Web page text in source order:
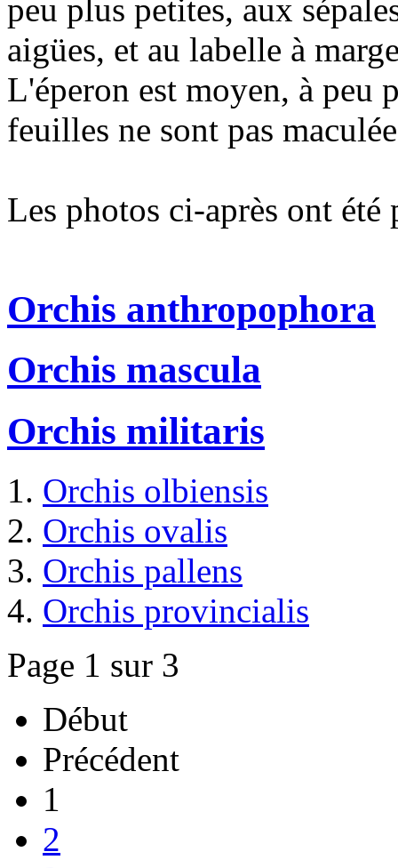
peu plus petites, aux
aigües, et au labelle à
L'éperon est moyen, à peu
feuilles ne sont pas
Les photos ci-après ont
Orchis anthropophora
Orchis mascula
Orchis militaris
Orchis olbiensis
Orchis ovalis
Orchis pallens
Orchis provincialis
Page 1 sur 3
Début
Précédent
1
2